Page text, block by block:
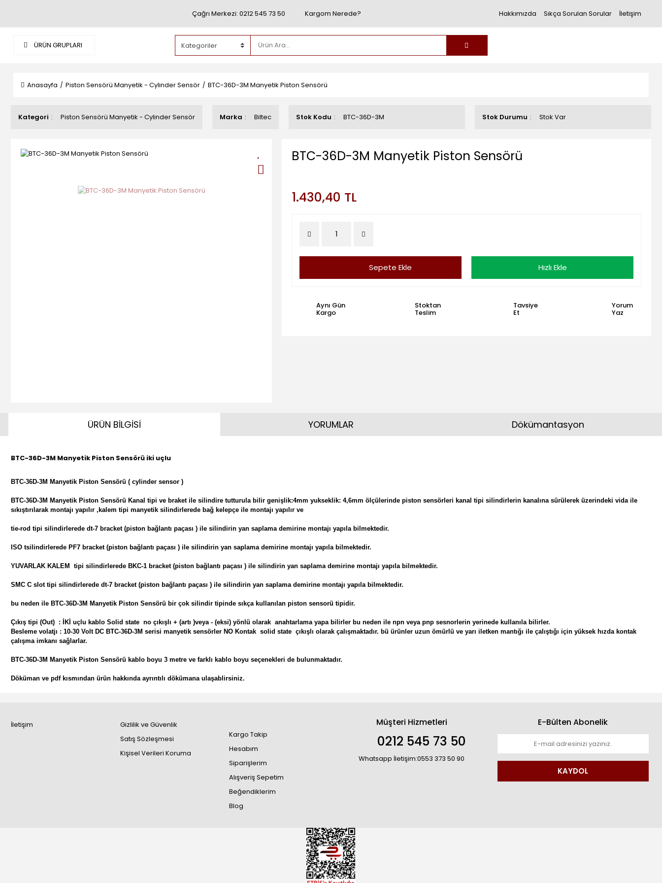
Çağrı Merkezi: 0212 545 73 50 Kargom Nerede? Hakkımızda Sıkça Sorulan Sorular İletişim
ÜRÜN GRUPLARI
Anasayfa Piston Sensörü Manyetik - Cylinder Sensör BTC-36D-3M Manyetik Piston Sensörü
Kategori Piston Sensörü Manyetik - Cylinder Sensör Marka Biltec Stok Kodu BTC-36D-3M Stok Durumu Stok Var
BTC-36D-3M Manyetik Piston Sensörü
1.430,40 TL
Sepete Ekle Hızlı Ekle
Aynı Gün
Kargo
Stoktan
Teslim
Tavsiye
Et
Yorum
Yaz
ÜRÜN BİLGİSİ
BTC-36D-3M Manyetik Piston Sensörü iki uçlu
BTC-36D-3M Manyetik Piston Sensörü ( cylinder sensor )
BTC-36D-3M Manyetik Piston Sensörü Kanal tipi ve braket ile silindire tutturula bilir genişlik:4mm yukseklik: 4,6mm ölçülerinde piston sensörleri kanal tipi silindirlerin kanalına sürülerek üzerindeki vida ile
sıkıştırılarak montajı yapılır ,kalem tipi manyetik silindirlerede bağ kelepçe ile montajı yapılır ve
tie-rod tipi silindirlerede dt-7 bracket (piston bağlantı paçası ) ile silindirin yan saplama demirine montajı yapıla bilmektedir.
ISO tsilindirlerede PF7 bracket (piston bağlantı paçası ) ile silindirin yan saplama demirine montajı yapıla bilmektedir.
YUVARLAK KALEM tipi silindirlerede BKC-1 bracket (piston bağlantı paçası ) ile silindirin yan saplama demirine montajı yapıla bilmektedir.
SMC C slot tipi silindirlerede dt-7 bracket (piston bağlantı paçası ) ile silindirin yan saplama demirine montajı yapıla bilmektedir.
bu neden ile BTC-36D-3M Manyetik Piston Sensörü bir çok silindir tipinde sıkça kullanılan piston sensorü tipidir.
Çıkış tipi (Out) : İKİ uçlu kablo Solid state no çıkışlı + (artı )veya - (eksi) yönlü olarak anahtarlama yapa bilirler bu neden ile npn veya pnp sesnorlerin yerinede kullanıla bilirler.
Besleme volatjı : 10-30 Volt DC BTC-36D-3M serisi manyetik sensörler NO Kontak solid state çıkışlı olarak çalışmaktadır. bü ürünler uzun ömürlü ve yarı iletken mantığı ile çalıştığı için yüksek hızda kontak
çalışma imkanı sağlarlar.
BTC-36D-3M Manyetik Piston Sensörü kablo boyu 3 metre ve farklı kablo boyu seçenekleri de bulunmaktadır.
Döküman ve pdf kısmından ürün hakkında ayrıntılı dökümana ulaşablirsiniz.
YORUMLAR Dökümantasyon
İletişim
Gizlilik ve Güvenlik
Satış Sözleşmesi
Kişisel Verileri Koruma
Kargo Takip
Hesabım
Siparişlerim
Alışveriş Sepetim
Beğendiklerim
Blog
Müşteri Hizmetleri
0212 545 73 50
Whatsapp İletişim:0553 373 50 90
E-Bülten Abonelik
KAYDOL